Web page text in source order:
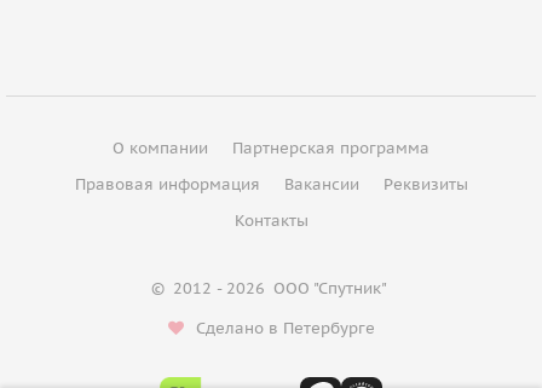
О компании
Партнерская программа
Правовая информация
Вакансии
Реквизиты
Контакты
© 2012 - 2026 ООО "Спутник"
Сделано в Петербурге